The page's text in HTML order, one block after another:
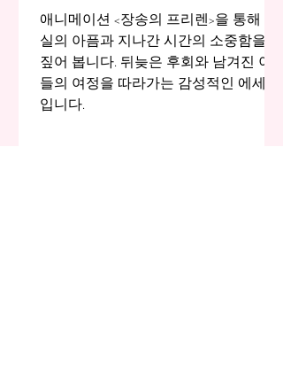
애니메이션 <장송의 프리렌>을 통해 상
실의 아픔과 지나간 시간의 소중함을 되
짚어 봅니다. 뒤늦은 후회와 남겨진 이
들의 여정을 따라가는 감성적인 에세이
입니다.